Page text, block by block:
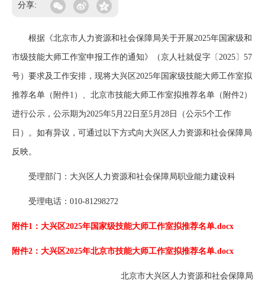
分享:
根据《北京市人力资源和社会保障局关于开展2025年国家级和
市级技能大师工作室申报工作的通知》（京人社就促字〔2025〕57
号）要求及工作安排，现将大兴区2025年国家级技能大师工作室拟
推荐名单（附件1）、北京市技能大师工作室拟推荐名单（附件2）
进行公示，公示期为2025年5月22日至5月28日（公示5个工作
日）。如有异议，可通过以下方式向大兴区人力资源和社会保障局
反映。
受理部门：大兴区人力资源和社会保障局职业能力建设科
受理电话：010-81298272
附件1：大兴区2025年国家级技能大师工作室拟推荐名单.docx
附件2：大兴区2025年北京市技能大师工作室拟推荐名单.docx
北京市大兴区人力资源和社会保障局